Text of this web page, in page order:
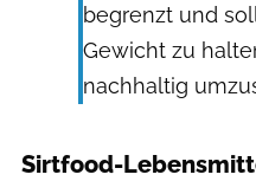
begrenzt und
Gewicht zu
nachhaltig
Sirtfood-